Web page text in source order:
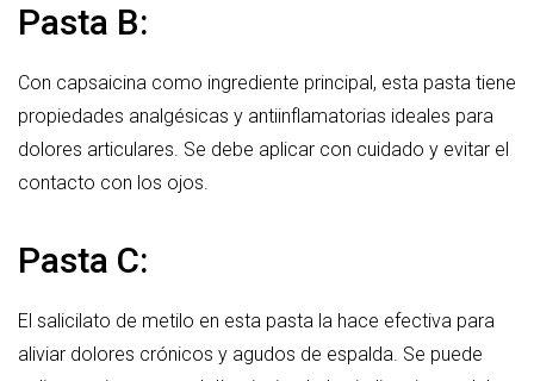
Pasta B:
Con capsaicina como ingrediente principal, esta pasta tiene
propiedades analgésicas y antiinflamatorias ideales para
dolores articulares. Se debe aplicar con cuidado y evitar el
contacto con los ojos.
Pasta C:
El salicilato de metilo en esta pasta la hace efectiva para
aliviar dolores crónicos y agudos de espalda. Se puede